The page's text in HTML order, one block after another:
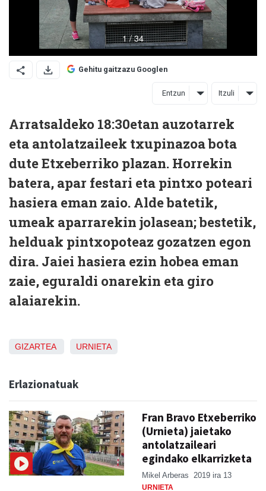
Gehitu gaitzazu Googlen
Entzun Itzuli
Arratsaldeko 18:30etan auzotarrek
eta antolatzaileek txupinazoa bota
dute Etxeberriko plazan. Horrekin
batera, apar festari eta pintxo poteari
hasiera eman zaio. Alde batetik,
umeak aparrarekin jolasean; bestetik,
helduak pintxopoteaz gozatzen egon
dira. Jaiei hasiera ezin hobea eman
zaie, eguraldi onarekin eta giro
alaiarekin.
GIZARTEA URNIETA
Erlazionatuak
Fran Bravo Etxeberriko
(Urnieta) jaietako
antolatzaileari
egindako elkarrizketa
Mikel Arberas 2019 ira 13
URNIETA